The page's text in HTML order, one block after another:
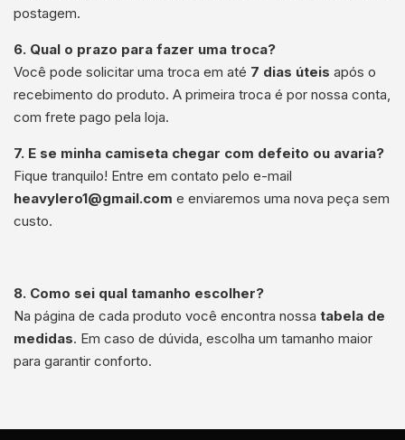
postagem.
6. Qual o prazo para fazer uma troca?
Você pode solicitar uma troca em até 7 dias úteis após o
recebimento do produto. A primeira troca é por nossa conta,
com frete pago pela loja.
7. E se minha camiseta chegar com defeito ou avaria?
Fique tranquilo! Entre em contato pelo e-mail
heavylero1@gmail.com e enviaremos uma nova peça sem
custo.
8. Como sei qual tamanho escolher?
Na página de cada produto você encontra nossa tabela de
medidas. Em caso de dúvida, escolha um tamanho maior
para garantir conforto.